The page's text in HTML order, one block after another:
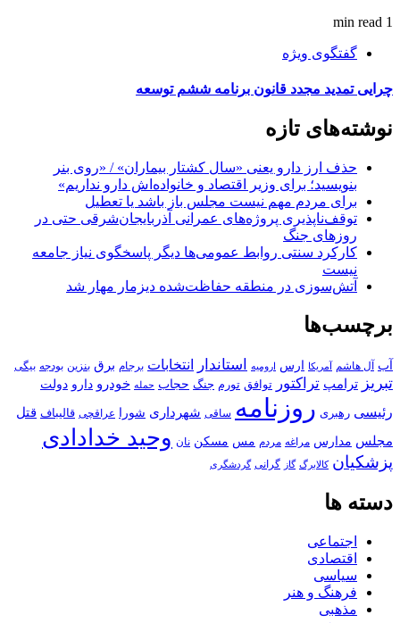
1 min read
گفتگوی ویژه
چرایی تمدید مجدد قانون برنامه ششم توسعه
نوشته‌های تازه
حذف ارز دارو یعنی «سال کشتار بیماران» / «روی بنر
بنویسید؛ برای وزیر اقتصاد و خانواده‌اش دارو نداریم»
برای مردم مهم نیست مجلس باز باشد یا تعطیل
توقف‌ناپذیری پروژه‌های عمرانی آذربایجان‌شرقی حتی در
روزهای جنگ
کارکرد سنتی روابط عمومی‌ها دیگر پاسخگوی نیاز جامعه
نیست
آتش‌سوزی در منطقه حفاظت‌شده دیزمار مهار شد
برچسب‌ها
آب آل هاشم آمریکا ارس ارومیه استاندار انتخابات برجام برق بنزین بودجه بیگی
تبریز ترامپ تراکتور توافق تورم جنگ حجاب حمله خودرو دارو دولت
رئیسی رهبری روزنامه ساقی شهرداری شورا عراقچی قالیباف قتل
مجلس مدارس مراغه مردم مس مسکن نان وحید خدادادی
پزشکیان کالابرگ گاز گرانی گردشگری
دسته ها
اجتماعی
اقتصادی
سیاسی
فرهنگ و هنر
مذهبی